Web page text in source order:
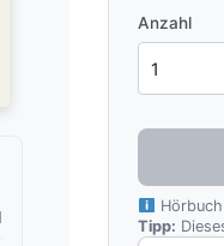
Anzahl
Tipp: